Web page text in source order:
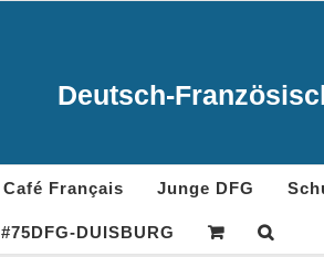
Deutsch-
Café Français Junge DFG
#75DFG-DUISBURG